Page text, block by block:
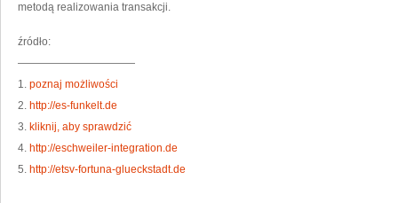
metodą realizowania transakcji.
źródło:
———————————
1. poznaj możliwości
2. http://es-funkelt.de
3. kliknij, aby sprawdzić
4. http://eschweiler-integration.de
5. http://etsv-fortuna-glueckstadt.de